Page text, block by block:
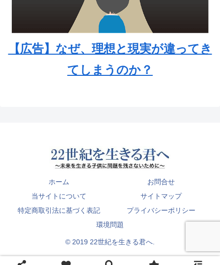
【広告】なぜ、理想と現実が違ってき
てしまうのか？
ホーム
お問合せ
当サイトについて
サイトマップ
特定商取引法に基づく表記
プライバシーポリシー
環境問題
© 2019 22世紀を生きる君へ.